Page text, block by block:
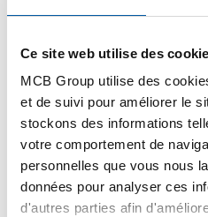
Ce site web utilise des
MCB Group utilise des
et de suivi pour améliorer le
stockons des informations
votre comportement de
personnelles que vous nous
données pour analyser ces
d'autres parties afin
Vous êtes
Testas?
Une attention particulière
Une vision permanente de